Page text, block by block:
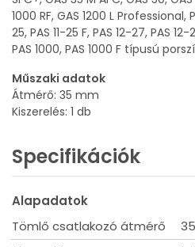
1000 RF, GAS 1200 L Professional,
25, PAS 11-25 F, PAS 12-27, PAS
PAS 1000, PAS 1000 F típusú
Műszaki adatok
Átmérő: 35 mm
Kiszerelés: 1 db
Specifikációk
Alapadatok
Tömlő csatlakozó átmérő